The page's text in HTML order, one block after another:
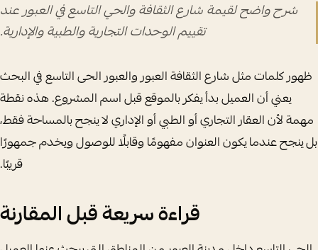
شرح واضح لقيمة شارع الثقافة والحي التاسع في العبور عند
تقييم الوحدات التجارية والطبية والإدارية.
ظهور كلمات مثل شارع الثقافة العبور والعبور الحى التاسع في البحث
يعني أن العميل بدأ يفكر بالموقع قبل اسم المشروع. هذه نقطة
مهمة لأن العقار التجاري أو الطبي أو الإداري لا ينجح بالمساحة فقط،
بل ينجح عندما يكون العنوان مفهومًا وقابلًا للوصول ويخدم جمهورًا
قريبًا.
قراءة سريعة قبل المقارنة